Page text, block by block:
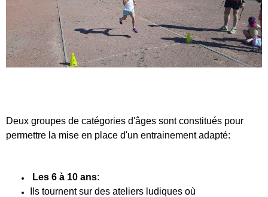
Deux groupes de catégories d'âges sont constitués pour
permettre la mise en place d'un entrainement adapté:
Les 6 à 10 ans:
Ils tournent sur des ateliers ludiques où